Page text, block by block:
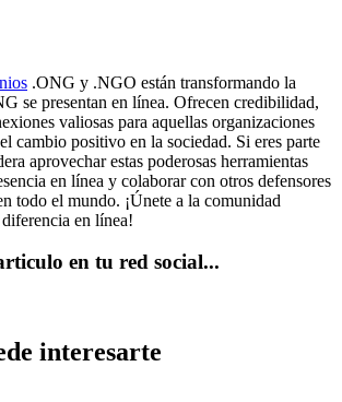
.ONG y .NGO están transformando la
se presentan en línea. Ofrecen credibilidad,
valiosas para aquellas organizaciones
cambio positivo en la sociedad. Si eres parte
aprovechar estas poderosas herramientas
en línea y colaborar con otros defensores
todo el mundo. ¡Únete a la comunidad
en línea!
en tu red social...
interesarte